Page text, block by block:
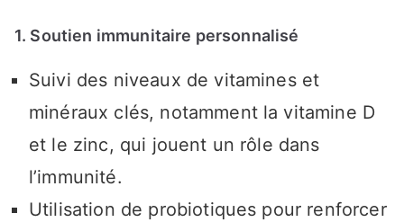
1. Soutien immunitaire personnalisé
Suivi des niveaux de vitamines et
minéraux clés, notamment la vitamine D
et le zinc, qui jouent un rôle dans
l’immunité.
Utilisation de probiotiques pour renforcer